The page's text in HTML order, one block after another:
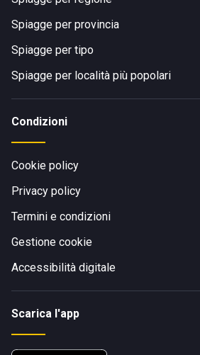
Spiagge per provincia
Spiagge per tipo
Spiagge per località più popolari
Condizioni
Cookie policy
Privacy policy
Termini e condizioni
Gestione cookie
Accessibilità digitale
Scarica l'app